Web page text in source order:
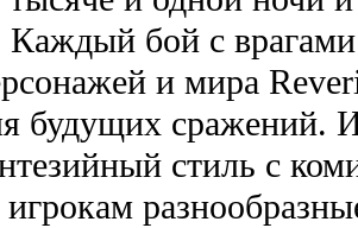
Каждый бой с
и мира
будущих сражений.
стиль с
игрокам